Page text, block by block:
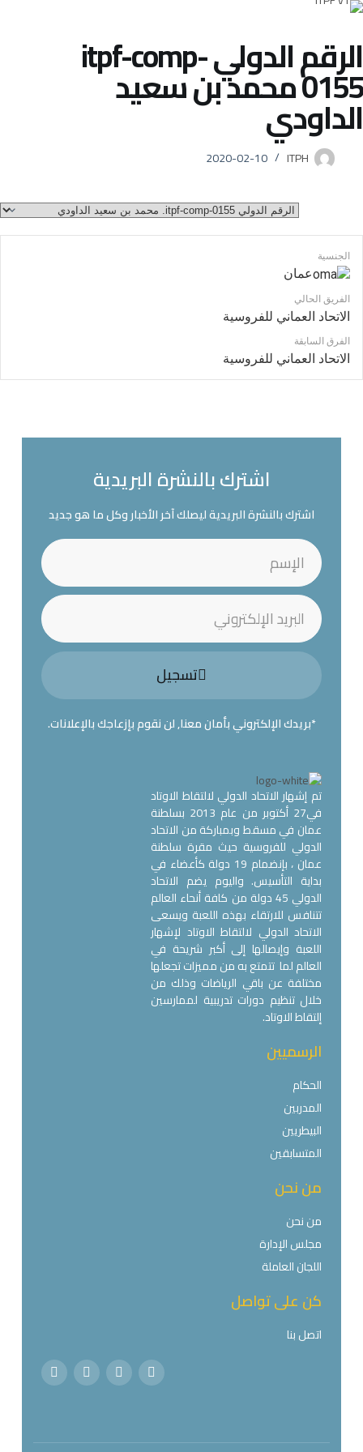
الرقم الدولي itpf-comp-
0155محمد بن سعيد
الداودي
ITPH
2020-02-10
الجنسية
عمان
الفريق الحالي
الاتحاد العماني للفروسية
الفرق السابقة
الاتحاد العماني للفروسية
اشترك بالنشرة البريدية
اشترك بالنشرة البريدية ليصلك آخر الأخبار وكل ما هو جديد
تسجيل
*بريدك الإلكتروني بأمان معنا, لن نقوم بإزعاجك بالإعلانات.
تم إشهار الاتحاد الدولي لالتقاط الاوتاد
في27 أكتوبر من عام 2013 بسلطنة
عمان في مسقط وبمباركة من الاتحاد
الدولي للفروسية حيث مقرة سلطنة
عمان ، بإنضمام 19 دولة كأعضاء في
بداية التأسيس. واليوم يضم الاتحاد
الدولي 45 دولة من كافة أنحاء العالم
تتنافس للارتقاء بهذه اللعبة ويسعى
الاتحاد الدولي لالتقاط الاوتاد لإشهار
اللعبة وإيصالها إلى أكبر شريحة في
العالم لما تتمتع به من مميزات تجعلها
مختلفة عن باقي الرياضات وذلك من
خلال تنظيم دورات تدريبية لممارسين
إلتقاط الاوتاد.
الرسميين
الحكام
المدربين
البيطريين
المتسابقين
من نحن
من نحن
مجلس الإدارة
اللجان العاملة
كن على تواصل
اتصل بنا